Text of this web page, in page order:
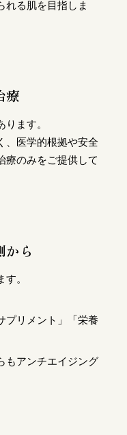
れる肌を目指しま
療
ます。
、医学的根拠や安全
療のみをご提供して
ら
。
プリメント」「栄養
もアンチエイジング